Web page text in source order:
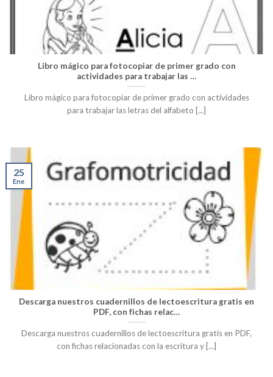
Libro mágico para fotocopiar de primer grado con
actividades para trabajar las …
Libro mágico para fotocopiar de primer grado con actividades
para trabajar las letras del alfabeto [...]
Descarga nuestros cuadernillos de lectoescritura gratis en
PDF, con fichas relac…
Descarga nuestros cuadernillos de lectoescritura gratis en PDF,
con fichas relacionadas con la escritura y [...]
25
Ene